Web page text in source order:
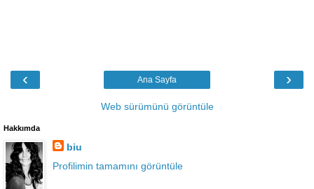
‹ ›
Ana Sayfa
Web sürümünü görüntüle
Hakkımda
biu
Profilimin tamamını görüntüle